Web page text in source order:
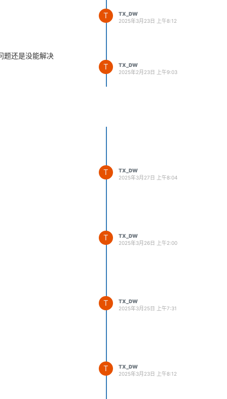
T
TX_DW
2025年3月23日 上午8:12
题还是没能解决
T
TX_DW
2025年2月23日 上午9:03
T
TX_DW
2025年3月27日 上午8:04
T
TX_DW
2025年3月26日 上午2:00
T
TX_DW
2025年3月25日 上午7:31
T
TX_DW
2025年3月23日 上午8:12